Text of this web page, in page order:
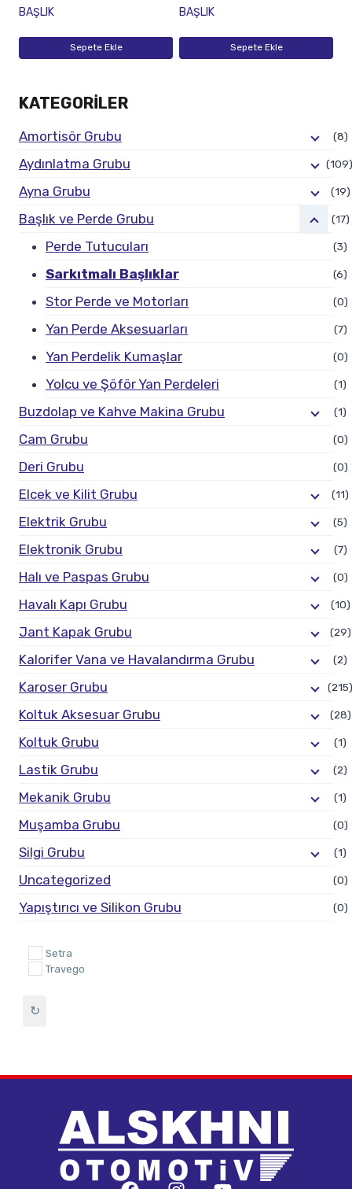
BAŞLIK
Sepete Ekle
BAŞLIK
Sepete Ekle
KATEGORILER
Amortisör Grubu (8)
Aydınlatma Grubu (109)
Ayna Grubu (19)
Başlık ve Perde Grubu (17)
Perde Tutucuları (3)
Sarkıtmalı Başlıklar (6)
Stor Perde ve Motorları (0)
Yan Perde Aksesuarları (7)
Yan Perdelik Kumaşlar (0)
Yolcu ve Şöför Yan Perdeleri (1)
Buzdolap ve Kahve Makina Grubu (1)
Cam Grubu (0)
Deri Grubu (0)
Elcek ve Kilit Grubu (11)
Elektrik Grubu (5)
Elektronik Grubu (7)
Halı ve Paspas Grubu (0)
Havalı Kapı Grubu (10)
Jant Kapak Grubu (29)
Kalorifer Vana ve Havalandırma Grubu (2)
Karoser Grubu (215)
Koltuk Aksesuar Grubu (28)
Koltuk Grubu (1)
Lastik Grubu (2)
Mekanik Grubu (1)
Muşamba Grubu (0)
Silgi Grubu (1)
Uncategorized (0)
Yapıştırıcı ve Silikon Grubu (0)
Setra
Travego
↻